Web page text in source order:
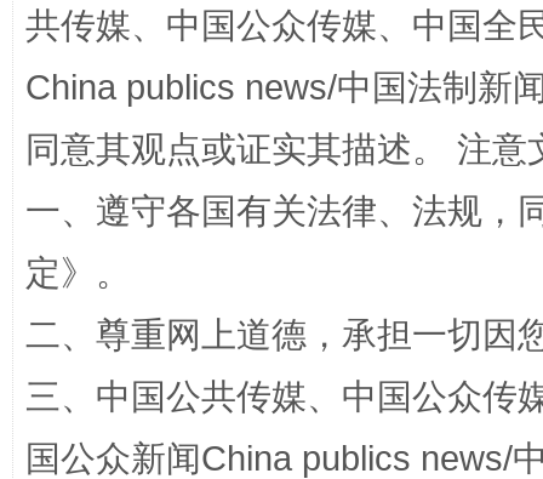
共传媒、中国公众传媒、中国全
China publics news/中国法制新
同意其观点或证实其描述。 注
一、遵守各国有关法律、法规，
定》。
二、尊重网上道德，承担一切因
三、中国公共传媒、中国公众传
国公众新闻China publics news/